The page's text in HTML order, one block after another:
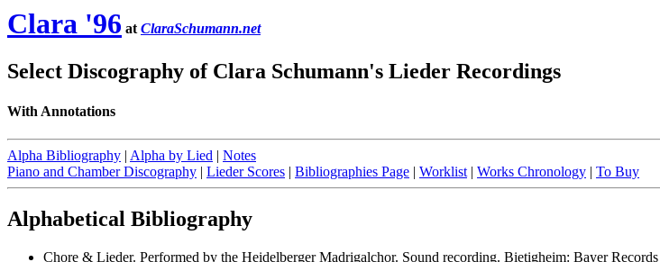
Clara '96 at ClaraSchumann.net
Select Discography of Clara Schumann's Lieder Recordings
With Annotations
Alpha Bibliography | Alpha by Lied | Notes
Piano and Chamber Discography | Lieder Scores | Bibliographies Page | Worklist | Works Chronology | To Buy
Alphabetical Bibliography
Chore & Lieder. Performed by the Heidelberger Madrigalchor. Sound recording. Bietigheim: Bayer